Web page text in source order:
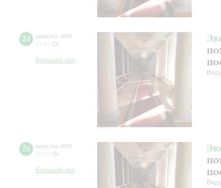
24 августа
2024
12:00 Сб
Большой зал
26 августа
2024
12:00 Пн
Большой зал